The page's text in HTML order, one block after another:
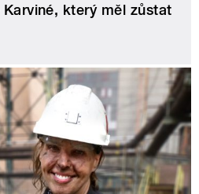
který měl zůstat